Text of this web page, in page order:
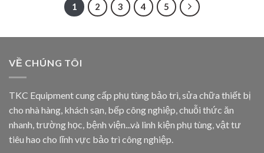
1 2 3 4 5
VỀ CHÚNG TÔI
TKC Equipment cung cấp phụ tùng bảo trì, sửa chữa thiết bị
cho nhà hàng, khách sạn, bếp công nghiệp, chuỗi thức ăn
nhanh, trường học, bệnh viện...và linh kiện phụ tùng, vật tư
tiêu hao cho lĩnh vực bảo trì công nghiệp.